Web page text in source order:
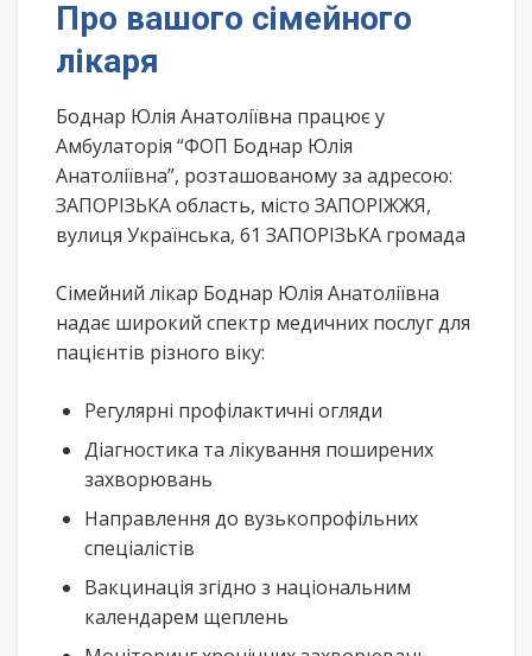
Про вашого сімейного
лікаря
Боднар Юлія Анатоліївна працює у
Амбулаторія “ФОП Боднар Юлія
Анатоліївна”, розташованому за адресою:
ЗАПОРІЗЬКА область, місто ЗАПОРІЖЖЯ,
вулиця Українська, 61 ЗАПОРІЗЬКА громада
Сімейний лікар Боднар Юлія Анатоліївна
надає широкий спектр медичних послуг для
пацієнтів різного віку:
Регулярні профілактичні огляди
Діагностика та лікування поширених
захворювань
Направлення до вузькопрофільних
спеціалістів
Вакцинація згідно з національним
календарем щеплень